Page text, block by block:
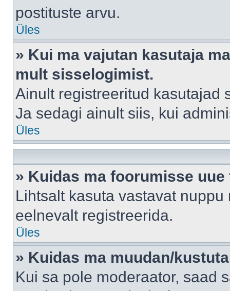
postituste arvu.
Üles
» Kui ma vajutan kasutaja
mult sisselogimist.
Ainult registreeritud kasutajad
Ja sedagi ainult siis, kui
Üles
» Kuidas ma foorumisse uue
Lihtsalt kasuta vastavat
eelnevalt registreerida.
Üles
» Kuidas ma muudan/
Kui sa pole moderaator, saad